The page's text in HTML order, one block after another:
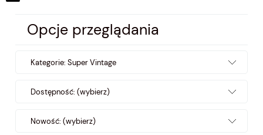
Opcje przeglądania
Kategorie: Super Vintage
Dostępność: (wybierz)
Nowość: (wybierz)